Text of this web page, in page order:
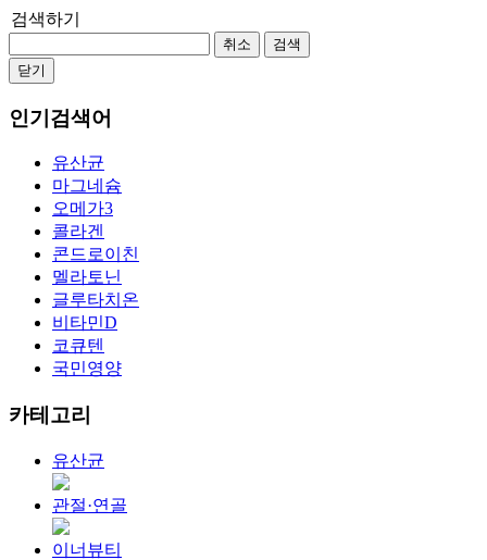
검색하기
취소
검색
닫기
인기검색어
유산균
마그네슘
오메가3
콜라겐
콘드로이친
멜라토닌
글루타치온
비타민D
코큐텐
국민영양
카테고리
유산균
관절·연골
이너뷰티